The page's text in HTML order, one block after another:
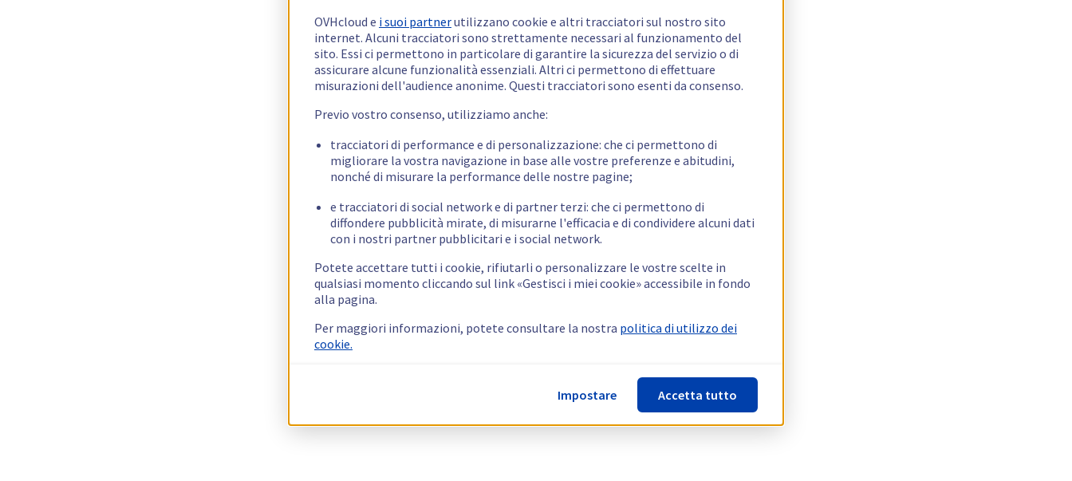
OVHcloud e i suoi partnerutilizzano cookie e altri tracciatori sul nostro sito
internet. Alcuni tracciatori sono strettamente necessari al funzionamento del
sito. Essi ci permettono in particolare di garantire la sicurezza del servizio o di
assicurare alcune funzionalità essenziali. Altri ci permettono di effettuare
misurazioni dell'audience anonime. Questi tracciatori sono esenti da consenso.
Previo vostro consenso, utilizziamo anche:
tracciatori di performance e di personalizzazione: che ci permettono di
migliorare la vostra navigazione in base alle vostre preferenze e abitudini,
nonché di misurare la performance delle nostre pagine;
e tracciatori di social network e di partner terzi: che ci permettono di
diffondere pubblicità mirate, di misurarne l'efficacia e di condividere alcuni dati
con i nostri partner pubblicitari e i social network.
Potete accettare tutti i cookie, rifiutarli o personalizzare le vostre scelte in
qualsiasi momento cliccando sul link «Gestisci i miei cookie» accessibile in fondo
alla pagina.
Per maggiori informazioni, potete consultare la nostra politica di utilizzo dei
cookie.
Impostare Accetta tutto